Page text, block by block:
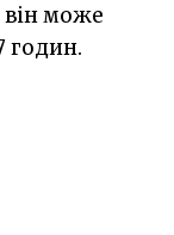
може
годин.